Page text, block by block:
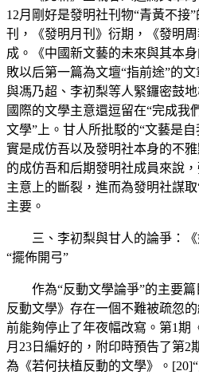
12月剛好是發明社刊物“青黃不接
刊，《發明月刊》衍期，《發明
成。《中國新文藝的未來與其本
敗以后第一篇為文壇“指前途”的
與馮乃超、李初梨等人緊鑼密鼓
國際的文學主意還逗留在“完成我
文學”上。甘人所批駁的“文藝是
實是成仿吾以及發明社本身的不
的成仿吾和后期發明社成員來說
主意上的斷裂，進而為發明社謀
主要。
三、李初梨與甘人的論爭：
“擺佈開弓”
作為“反動文學論爭”的主要
反動文學》存在一個不難被疏忽
前能夠停止了年夜幅改寫。第1期
月23日編好的，附印時預告了第2
為《若何扶植反動的文學》。